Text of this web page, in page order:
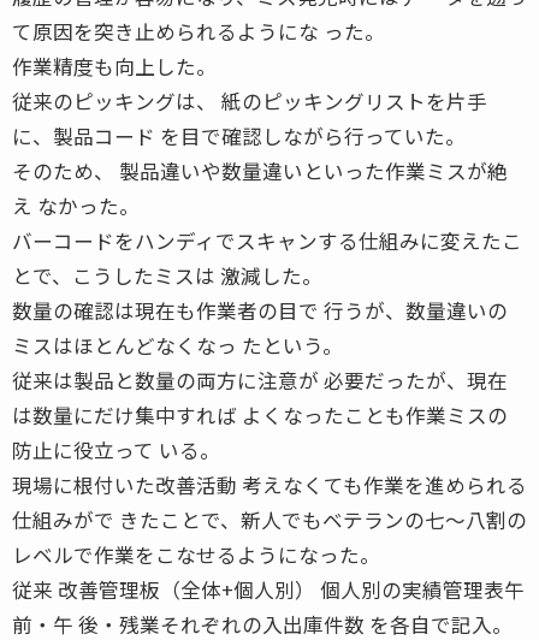
て原因を突き止められるようにな った。
作業精度も向上した。
従来のピッキングは、 紙のピッキングリストを片手
に、製品コード を目で確認しながら行っていた。
そのため、 製品違いや数量違いといった作業ミスが絶
え なかった。
バーコードをハンディでスキャンする仕組みに変えたこ
とで、こうしたミスは 激減した。
数量の確認は現在も作業者の目で 行うが、数量違いの
ミスはほとんどなくなっ たという。
従来は製品と数量の両方に注意が 必要だったが、現在
は数量にだけ集中すれば よくなったことも作業ミスの
防止に役立って いる。
現場に根付いた改善活動 考えなくても作業を進められる
仕組みがで きたことで、新人でもベテランの七〜八割の
レベルで作業をこなせるようになった。
従来 改善管理板（全体+個人別） 個人別の実績管理表午
前・午 後・残業それぞれの入出庫件数 を各自で記入。